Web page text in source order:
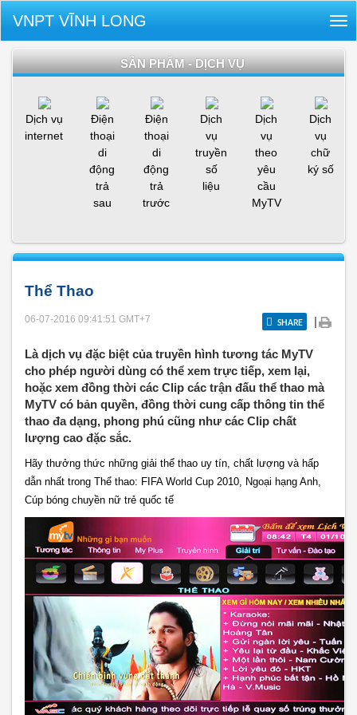
VNPT VĨNH LONG
SẢN PHẨM - DỊCH VỤ
Dịch vụ
internet
Điện
thoại
di
động
trả
sau
Điện
thoại
di
động
trả
trước
Dịch
vụ
truyền
số
liệu
Dịch
vụ
theo
yêu
cầu
MyTV
Dịch
vụ
chữ
ký số
Thể Thao
06-07-2016 09:41:51 GMT+7 SHARE |
Là dịch vụ đặc biệt của truyền hình tương tác MyTV
cho phép người dùng có thể xem trực tiếp, xem lại,
hoặc xem đồng thời các Clip các trận đấu thể thao mà
MyTV có bản quyền, đồng thời cung cấp thông tin thể
thao đa dạng, phong phú cũng như các Clip chất
lượng cao đặc sắc.
Hãy thưởng thức những giải thể thao uy tín, chất lượng và hấp
dẫn nhất trong Thể thao: FIFA World Cup 2010, Ngoại hạng Anh,
Cúp bóng chuyền nữ trẻ quốc tế